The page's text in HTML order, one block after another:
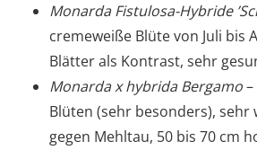
Monarda Fistulosa-Hybride
cremeweiße Blüte von Juli bis
Blätter als Kontrast, sehr
Monarda x hybrida Bergamo
Blüten (sehr besonders),
gegen Mehltau, 50 bis 70 cm